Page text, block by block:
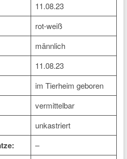
11.08.23
rot-weiß
männlich
11.08.23
im Tierheim geboren
vermittelbar
unkastriert
–